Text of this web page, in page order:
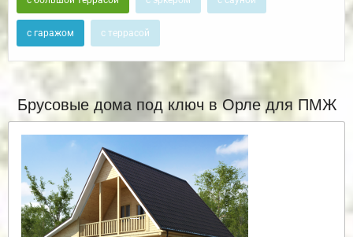
с гаражом с террасой
Брусовые дома под ключ в Орле для ПМЖ